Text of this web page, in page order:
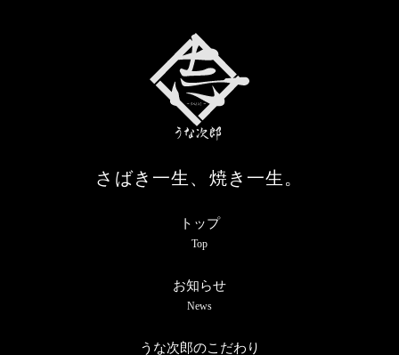
さばき一生、焼き一生。
トップ
Top
お知らせ
News
うな次郎のこだわり